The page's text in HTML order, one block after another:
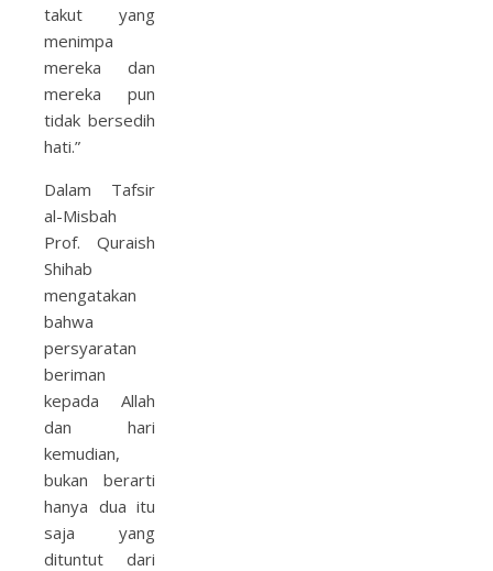
takut yang
menimpa
mereka dan
mereka pun
tidak bersedih
hati.”
Dalam Tafsir
al-Misbah
Prof. Quraish
Shihab
mengatakan
bahwa
persyaratan
beriman
kepada Allah
dan hari
kemudian,
bukan berarti
hanya dua itu
saja yang
dituntut dari